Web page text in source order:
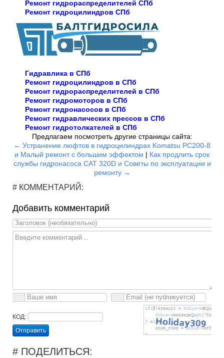
Ремонт гидрораспределителей СПб
Ремонт гидроцилиндров СПб
Гидравлика в СПб
Ремонт гидроцилиндров в СПб
Ремонт гидрораспределителей в СПб
Ремонт гидромоторов в СПб
Ремонт гидронасосов в СПб
Ремонт гидравлических прессов в СПб
Ремонт гидротолкателей в СПб
Предлагаем посмотреть другие страницы сайта:
← Устранение люфтов в гидроцилиндрах Komatsu PC200-8
и Малый ремонт с большим эффектом | Как продлить срок
службы гидронасоса CAT 320D и Советы по эксплуатации и
ремонту →
# КОММЕНТАРИЙ:
Добавить комментарий
КОД:
Отправить
# ПОДЕЛИТЬСЯ: